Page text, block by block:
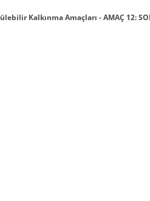
Kalkınma Amaçları - AMAÇ 12: